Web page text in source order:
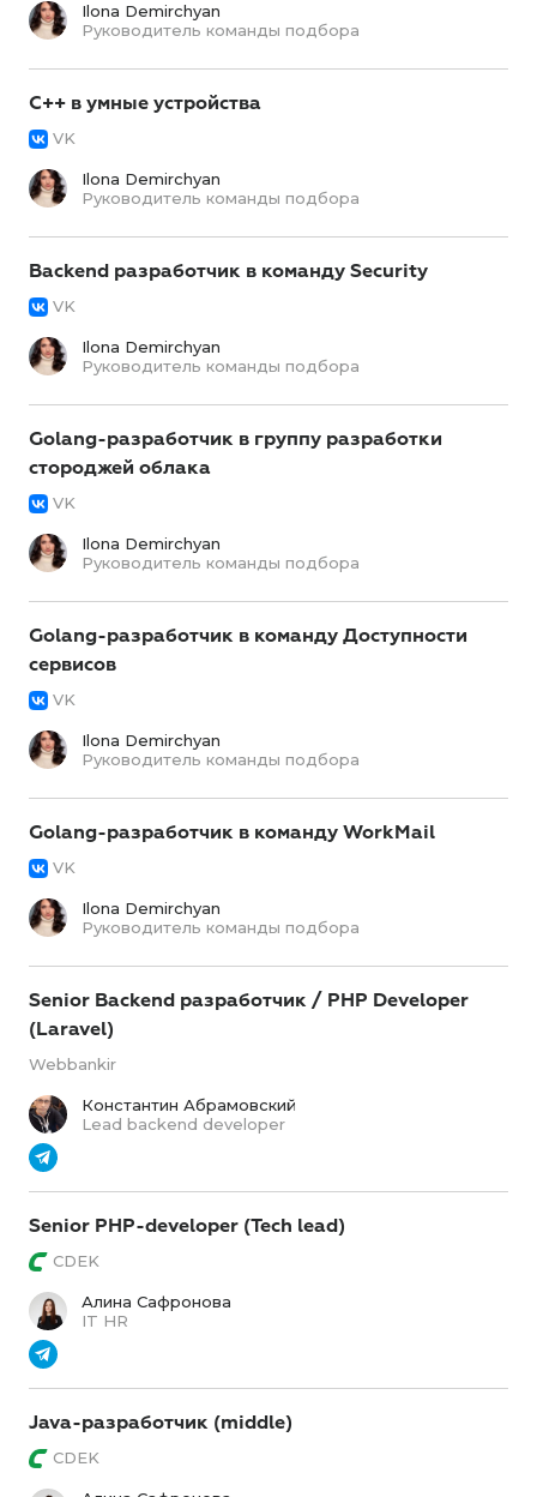
Ilona Demirchyan
Руководитель команды подбора
С++ в умные устройства
VK
Ilona Demirchyan
Руководитель команды подбора
Backend разработчик в команду Security
VK
Ilona Demirchyan
Руководитель команды подбора
Golang-разработчик в группу разработки
стороджей облака
VK
Ilona Demirchyan
Руководитель команды подбора
Golang-разработчик в команду Доступности
сервисов
VK
Ilona Demirchyan
Руководитель команды подбора
Golang-разработчик в команду WorkMail
VK
Ilona Demirchyan
Руководитель команды подбора
Senior Backend разработчик / PHP Developer
(Laravel)
Webbankir
Константин Абрамовский
Lead backend developer
Senior PHP-developer (Tech lead)
CDEK
Алина Сафронова
IT HR
Java-разработчик (middle)
CDEK